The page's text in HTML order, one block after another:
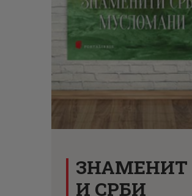
ПИСМО
ЗНАМЕНИТ
И СРБИ